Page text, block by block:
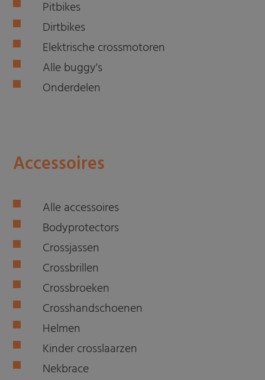
Pitbikes
Dirtbikes
Elektrische crossmotoren
Alle buggy's
Onderdelen
Accessoires
Alle accessoires
Bodyprotectors
Crossjassen
Crossbrillen
Crossbroeken
Crosshandschoenen
Helmen
Kinder crosslaarzen
Nekbrace